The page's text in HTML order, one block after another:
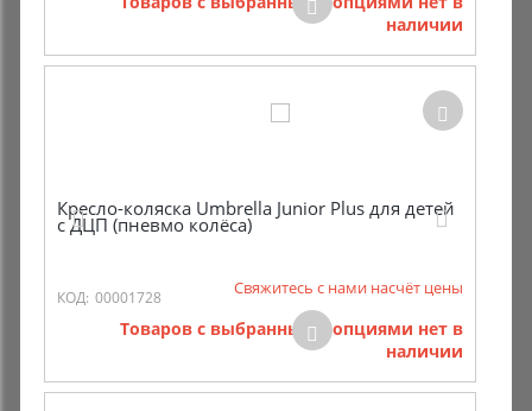
наличии
Кресло-коляска Umbrella Junior Plus для детей
с ДЦП (пневмо колёса)
КОД: 00001728 Свяжитесь с нами насчёт цены
Товаров с выбранными опциями нет в
наличии